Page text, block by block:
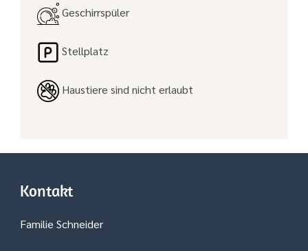
Geschirrspüler
Stellplatz
Haustiere sind nicht erlaubt
Kontakt
Familie Schneider